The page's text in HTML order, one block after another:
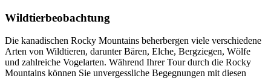
Wildtierbeobachtung
Die kanadischen Rocky Mountains beherbergen viele verschiedene
Arten von Wildtieren, darunter Bären, Elche, Bergziegen, Wölfe
und zahlreiche Vogelarten. Während Ihrer Tour durch die Rocky
Mountains können Sie unvergessliche Begegnungen mit diesen